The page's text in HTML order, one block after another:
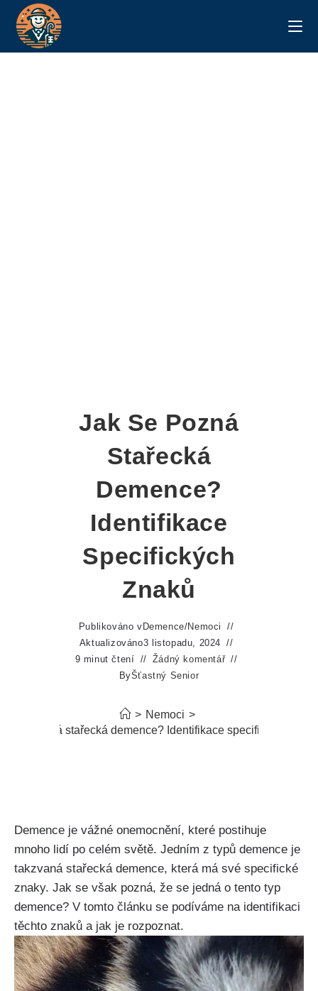
Jak Se Pozná
Stařecká
Demence?
Identifikace
Specifických
Znaků
Publikováno v Demence/Nemoci
Aktualizováno3 listopadu, 2024
9 minut čtení
Žádný komentář
ByŠťastný Senior
> Nemoci >
se pozná stařecká demence? Identifikace specifických
Demence je vážné onemocnění, které postihuje
mnoho lidí po celém světě. Jedním z typů demence je
takzvaná stařecká demence, která má své specifické
znaky. Jak se však pozná, že se jedná o tento typ
demence? V tomto článku se podíváme na identifikaci
těchto znaků a jak je rozpoznat.